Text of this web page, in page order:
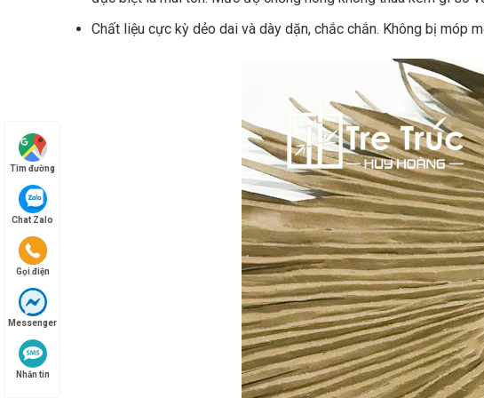
Chất liệu cực kỳ dẻo dai và dày dặn, chắc chắn. Không bị móp
Tìm đường
Chat Zalo
Gọi điện
Messenger
Nhắn tin